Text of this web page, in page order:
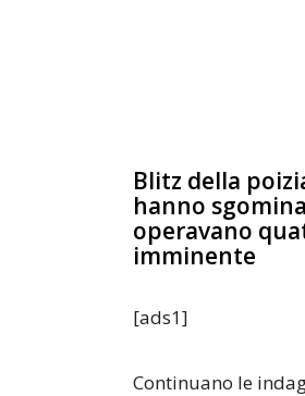
Blitz della
hanno
operavano
imminente
[ads1]
Continuano le